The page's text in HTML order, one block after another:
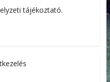
tájékoztató.